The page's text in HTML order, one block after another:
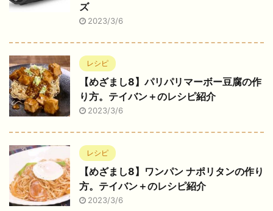
ズ
2023/3/6
レシピ
【めざまし8】パリパリマーボー豆腐の作
り方。テイバン＋のレシピ紹介
2023/3/6
レシピ
【めざまし8】ワンパン ナポリタンの作り
方。テイバン＋のレシピ紹介
2023/3/6